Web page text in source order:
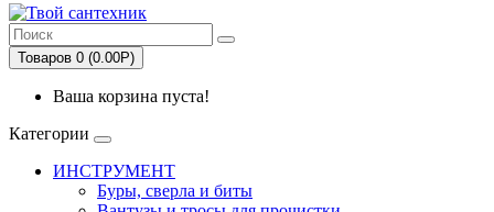
Товаров 0 (0.00Р)
Ваша корзина пуста!
Категории
ИНСТРУМЕНТ
Буры, сверла и биты